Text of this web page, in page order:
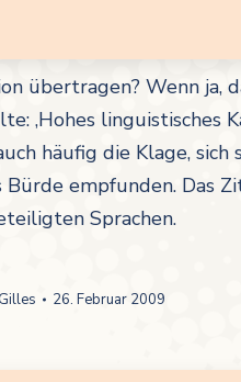
übertragen? Wenn ja,
‚Hohes
häufig die Klage, sich
empfunden. Das
Sprachen.
26. Februar 2009